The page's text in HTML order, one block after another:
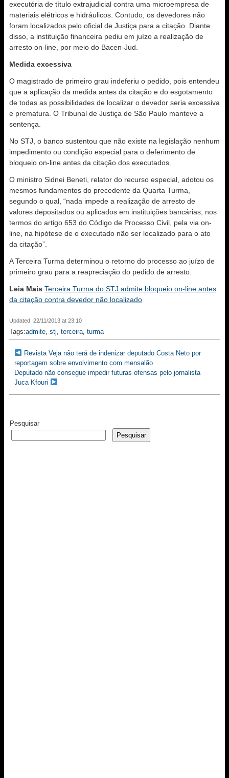
executória de título extrajudicial contra uma microempresa de
materiais elétricos e hidráulicos. Contudo, os devedores não
foram localizados pelo oficial de Justiça para a citação. Diante
disso, a instituição financeira pediu em juízo a realização de
arresto on-line, por meio do Bacen-Jud.
Medida excessiva
O magistrado de primeiro grau indeferiu o pedido, pois entendeu
que a aplicação da medida antes da citação e do esgotamento
de todas as possibilidades de localizar o devedor seria excessiva
e prematura. O Tribunal de Justiça de São Paulo manteve a
sentença.
No STJ, o banco sustentou que não existe na legislação nenhum
impedimento ou condição especial para o deferimento de
bloqueio on-line antes da citação dos executados.
O ministro Sidnei Beneti, relator do recurso especial, adotou os
mesmos fundamentos do precedente da Quarta Turma,
segundo o qual, “nada impede a realização de arresto de
valores depositados ou aplicados em instituições bancárias, nos
termos do artigo 653 do Código de Processo Civil, pela via on-
line, na hipótese de o executado não ser localizado para o ato
da citação”.
A Terceira Turma determinou o retorno do processo ao juízo de
primeiro grau para a reapreciação do pedido de arresto.
Leia Mais Terceira Turma do STJ admite bloqueio on-line antes
da citação contra devedor não localizado
Updated: 22/11/2013 at 23:10
Tags:admite, stj, terceira, turma
Revista Veja não terá de indenizar deputado Costa Neto por
reportagem sobre envolvimento com mensalão
Deputado não consegue impedir futuras ofensas pelo jornalista
Juca Kfouri
Pesquisar
Pesquisar